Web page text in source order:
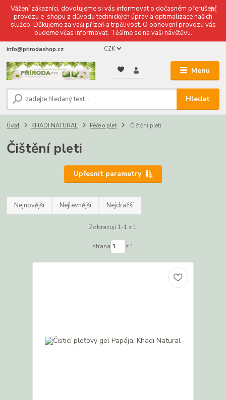
Vážení zákazníci, dovolujeme si vás informovat o dočasném přerušení
provozu e-shopu z důvodu technických úprav a optimalizace našich
služeb. Děkujeme za vaši přízeň a trpělivost. O obnovení provozu vás
budeme včas informovat. Těšíme se na vaši návštěvu.
Menu
CZK
Hledat
info@prirodashop.cz
Úvod KHADI NATURAL Péče o pleť Čištění pleti
Čištění pleti
Upřesnit parametry
Nejnovější Nejlevnější Nejdražší
Zobrazuji 1-1 z 1
strana z 1